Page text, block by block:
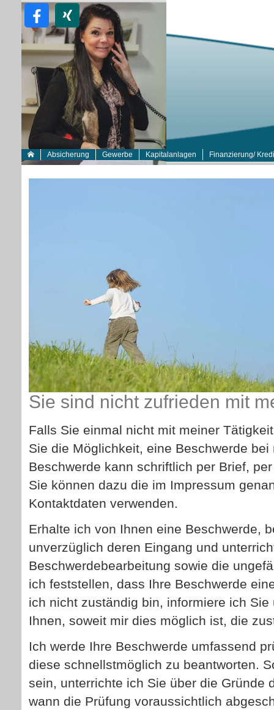
Absicherung Gewerbe Kapitalanlagen Finanzierung/
Sie sind nicht zufrieden mit
Falls Sie einmal nicht mit meiner
Sie die Möglichkeit, eine Beschwerde
Beschwerde kann schriftlich per Brief,
Sie können dazu die im Impressum
Kontaktdaten verwenden.
Erhalte ich von Ihnen eine Beschwerde,
unverzüglich deren Eingang und
Beschwerdebearbeitung sowie die
ich feststellen, dass Ihre Beschwerde
ich nicht zuständig bin, informiere ich
Ihnen, soweit mir dies möglich ist, die
Ich werde Ihre Beschwerde umfassend
diese schnellstmöglich zu beantworten.
sein, unterrichte ich Sie über die Gründe
wann die Prüfung voraussichtlich